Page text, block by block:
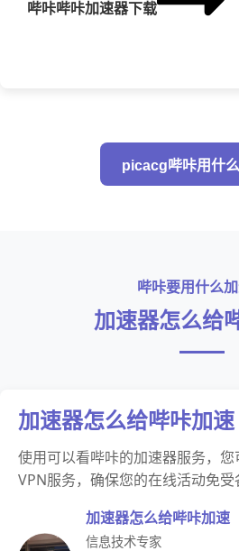
哔咔哔咔加速器下载
picacg哔咔用什
哔咔要用什么
加速器怎么给
加速器怎么给哔咔加速
使用可以看哔咔的加速器服务，
VPN服务，确保您的在线活动免受
加速器怎么给哔咔加速
信息技术专家